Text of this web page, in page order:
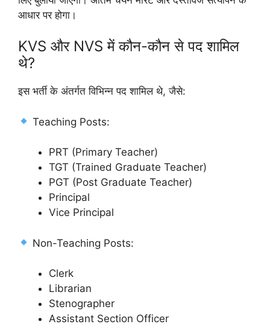
आधार पर होगा।
KVS और NVS में कौन-कौन से पद शामिल
थे?
इस भर्ती के अंतर्गत विभिन्न पद शामिल थे, जैसे:
Teaching Posts:
PRT (Primary Teacher)
TGT (Trained Graduate Teacher)
PGT (Post Graduate Teacher)
Principal
Vice Principal
Non-Teaching Posts:
Clerk
Librarian
Stenographer
Assistant Section Officer